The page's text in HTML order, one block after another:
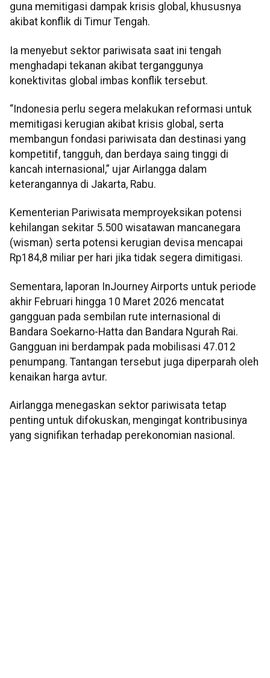
guna memitigasi dampak krisis global, khususnya
akibat konflik di Timur Tengah.
Ia menyebut sektor pariwisata saat ini tengah
menghadapi tekanan akibat terganggunya
konektivitas global imbas konflik tersebut.
“Indonesia perlu segera melakukan reformasi untuk
memitigasi kerugian akibat krisis global, serta
membangun fondasi pariwisata dan destinasi yang
kompetitif, tangguh, dan berdaya saing tinggi di
kancah internasional,” ujar Airlangga dalam
keterangannya di Jakarta, Rabu.
Kementerian Pariwisata memproyeksikan potensi
kehilangan sekitar 5.500 wisatawan mancanegara
(wisman) serta potensi kerugian devisa mencapai
Rp184,8 miliar per hari jika tidak segera dimitigasi.
Sementara, laporan InJourney Airports untuk periode
akhir Februari hingga 10 Maret 2026 mencatat
gangguan pada sembilan rute internasional di
Bandara Soekarno-Hatta dan Bandara Ngurah Rai.
Gangguan ini berdampak pada mobilisasi 47.012
penumpang. Tantangan tersebut juga diperparah oleh
kenaikan harga avtur.
Airlangga menegaskan sektor pariwisata tetap
penting untuk difokuskan, mengingat kontribusinya
yang signifikan terhadap perekonomian nasional.